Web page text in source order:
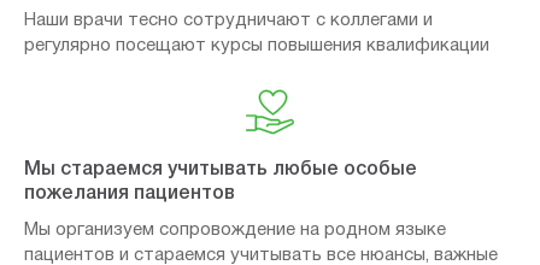
Наши врачи тесно сотрудничают с коллегами и
регулярно посещают курсы повышения квалификации
Мы стараемся учитывать любые особые
пожелания пациентов
Мы организуем сопровождение на родном языке
пациентов и стараемся учитывать все нюансы, важные